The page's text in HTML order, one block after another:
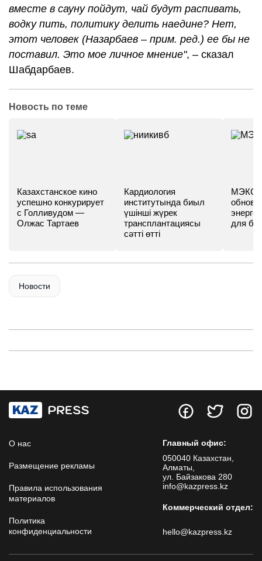
вместе в сауну пойдут, чай будут распивать,
водку пить, политику делить наедине? Нет,
этот человек (Назарбаев – прим. ред.) ее бы не
поставил. Это мое личное мнение", – сказал
Шабдарбаев.
Новость по теме
Казахстанское кино
успешно конкурирует
с Голливудом —
Олжас Тартаев
Кардиология
институтында биыл
үшінші жүрек
трансплантациясы
сәтті өтті
МЭКС -
для
Новости
О нас
Размещение рекламы
Правила использования
материалов
Политика
конфиденциальности
Главный офис:
050040 Казахстан,
Алматы,
ул. Байзакова 280
info@kazpress.kz
Коммерческий отдел:
hello@kazpress.kz